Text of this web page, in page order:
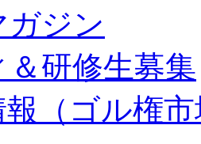
ガジン
＆研修生募集
（ゴル権